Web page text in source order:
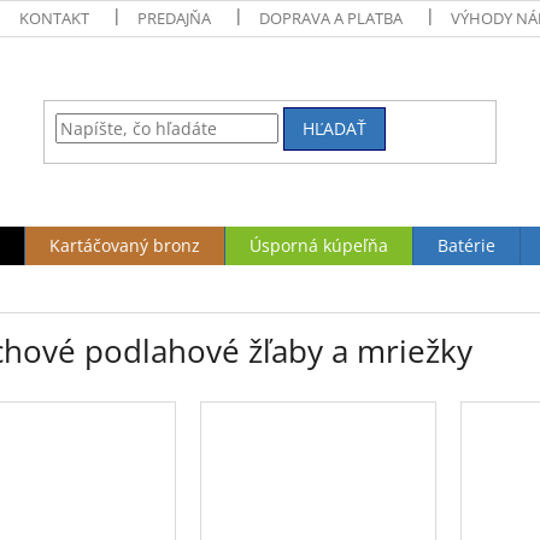
KONTAKT PREDAJŇA DOPRAVA A PLATBA VÝHODY
HĽADAŤ
Kartáčovaný bronz Úsporná kúpeľňa Batérie
podlahové žľaby a mriežky